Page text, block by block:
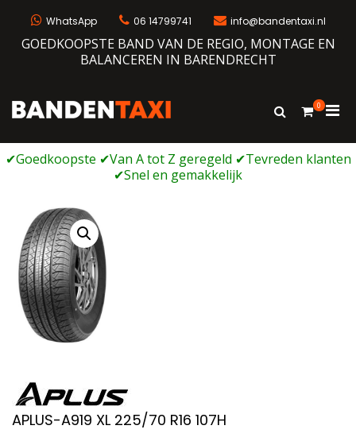
WhatsApp 06 14799741 info@bandentaxi.nl
GOEDKOOPSTE BAND VAN DE REGIO, MONTAGE EN
BALANCEREN IN BARENDRECHT
Bandengarage met eigen webshop
Toon
0
voor
APLUS-A919 XL 225/70 R16 107H